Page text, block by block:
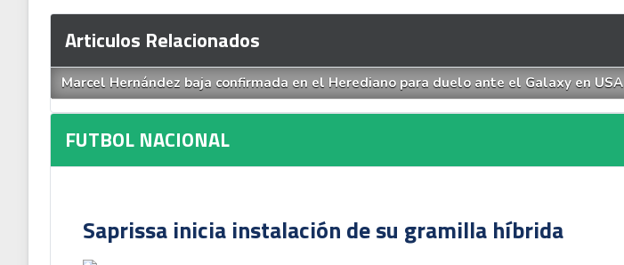
Articulos Relacionados
Marcel Hernández baja confirmada en el Herediano para duelo ante el Galaxy en USA
FUTBOL NACIONAL
Saprissa inicia instalación de su gramilla híbrida